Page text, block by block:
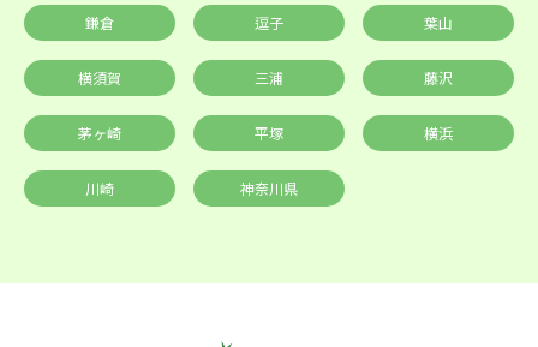
鎌倉 逗子 葉山
横須賀 三浦 藤沢
茅ヶ崎 平塚 横浜
川崎 神奈川県